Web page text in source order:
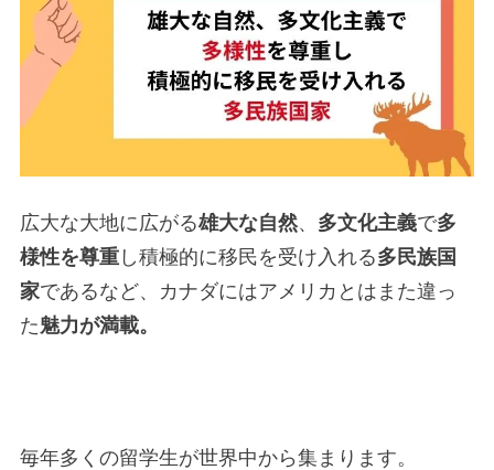
広大な大地に広がる雄大な自然、 多文化主義で多
様性を尊重 し積極的に移民を受け入れる多民族国
家であるなど、カナダにはアメリカとはまた違っ
た魅力が満載。
毎年多くの留学生が世界中から集まります。